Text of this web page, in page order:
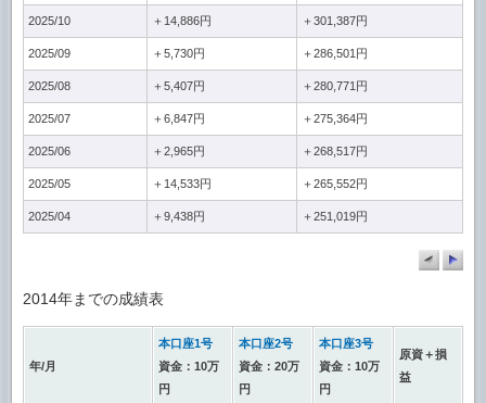
2025/10 ＋14,886円 ＋301,387円
2025/09 ＋5,730円 ＋286,501円
2025/08 ＋5,407円 ＋280,771円
2025/07 ＋6,847円 ＋275,364円
2025/06 ＋2,965円 ＋268,517円
2025/05 ＋14,533円 ＋265,552円
2025/04 ＋9,438円 ＋251,019円
2014年までの成績表
年/月
本口座1号
資金：10万
円
本口座2号
資金：20万
円
本口座3号
資金：10万
円
原資＋損
益